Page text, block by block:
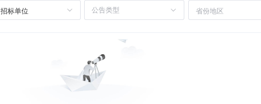
招标单位 省份地区